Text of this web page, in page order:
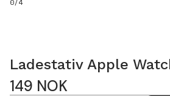
0/4
Ladestativ Apple
149 NOK